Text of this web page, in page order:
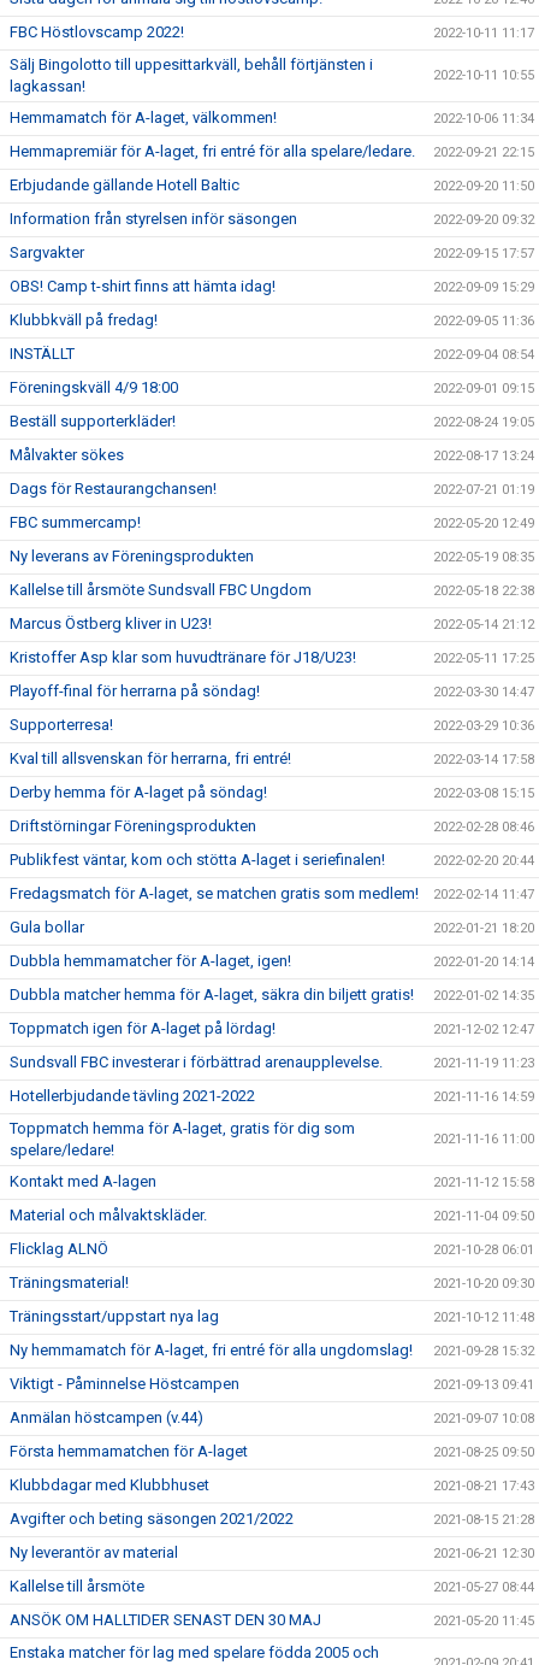
FBC Höstlovscamp 2022! 2022-10-11 11:17
Sälj Bingolotto till uppesittarkväll, behåll förtjänsten i
lagkassan!
2022-10-11 10:55
Hemmamatch för A-laget, välkommen! 2022-10-06 11:34
Hemmapremiär för A-laget, fri entré för alla spelare/ledare. 2022-09-21 22:15
Erbjudande gällande Hotell Baltic 2022-09-20 11:50
Information från styrelsen inför säsongen 2022-09-20 09:32
Sargvakter 2022-09-15 17:57
OBS! Camp t-shirt finns att hämta idag! 2022-09-09 15:29
Klubbkväll på fredag! 2022-09-05 11:36
INSTÄLLT 2022-09-04 08:54
Föreningskväll 4/9 18:00 2022-09-01 09:15
Beställ supporterkläder! 2022-08-24 19:05
Målvakter sökes 2022-08-17 13:24
Dags för Restaurangchansen! 2022-07-21 01:19
FBC summercamp! 2022-05-20 12:49
Ny leverans av Föreningsprodukten 2022-05-19 08:35
Kallelse till årsmöte Sundsvall FBC Ungdom 2022-05-18 22:38
Marcus Östberg kliver in U23! 2022-05-14 21:12
Kristoffer Asp klar som huvudtränare för J18/U23! 2022-05-11 17:25
Playoff-final för herrarna på söndag! 2022-03-30 14:47
Supporterresa! 2022-03-29 10:36
Kval till allsvenskan för herrarna, fri entré! 2022-03-14 17:58
Derby hemma för A-laget på söndag! 2022-03-08 15:15
Driftstörningar Föreningsprodukten 2022-02-28 08:46
Publikfest väntar, kom och stötta A-laget i seriefinalen! 2022-02-20 20:44
Fredagsmatch för A-laget, se matchen gratis som medlem! 2022-02-14 11:47
Gula bollar 2022-01-21 18:20
Dubbla hemmamatcher för A-laget, igen! 2022-01-20 14:14
Dubbla matcher hemma för A-laget, säkra din biljett gratis! 2022-01-02 14:35
Toppmatch igen för A-laget på lördag! 2021-12-02 12:47
Sundsvall FBC investerar i förbättrad arenaupplevelse. 2021-11-19 11:23
Hotellerbjudande tävling 2021-2022 2021-11-16 14:59
Toppmatch hemma för A-laget, gratis för dig som
spelare/ledare!
2021-11-16 11:00
Kontakt med A-lagen 2021-11-12 15:58
Material och målvaktskläder. 2021-11-04 09:50
Flicklag ALNÖ 2021-10-28 06:01
Träningsmaterial! 2021-10-20 09:30
Träningsstart/uppstart nya lag 2021-10-12 11:48
Ny hemmamatch för A-laget, fri entré för alla ungdomslag! 2021-09-28 15:32
Viktigt - Påminnelse Höstcampen 2021-09-13 09:41
Anmälan höstcampen (v.44) 2021-09-07 10:08
Första hemmamatchen för A-laget 2021-08-25 09:50
Klubbdagar med Klubbhuset 2021-08-21 17:43
Avgifter och beting säsongen 2021/2022 2021-08-15 21:28
Ny leverantör av material 2021-06-21 12:30
Kallelse till årsmöte 2021-05-27 08:44
ANSÖK OM HALLTIDER SENAST DEN 30 MAJ 2021-05-20 11:45
Enstaka matcher för lag med spelare födda 2005 och